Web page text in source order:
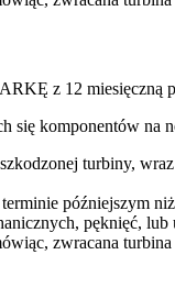
z 12
się komponentów
turbiny,
późniejszym
pęknięć,
zwracana